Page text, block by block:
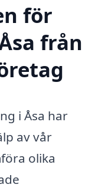
för
från
i Åsa har
av vår
olika